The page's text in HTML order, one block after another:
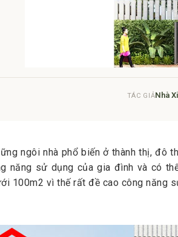
TÁC GIẢNhà
ngôi nhà phổ biến ở thành thị,
năng sử dụng của gia đình và có
100m2 vì thế rất đề cao công năng